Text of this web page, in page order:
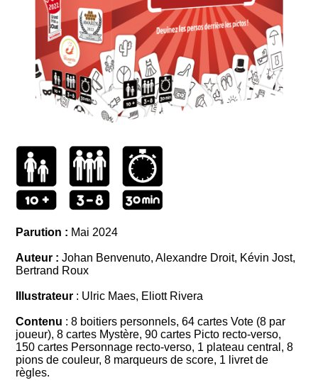
Parution : Mai 2024
Auteur : Johan Benvenuto, Alexandre Droit, Kévin Jost,
Bertrand Roux
Illustrateur : Ulric Maes, Eliott Rivera
Contenu : 8 boitiers personnels, 64 cartes Vote (8 par
joueur), 8 cartes Mystère, 90 cartes Picto recto-verso,
150 cartes Personnage recto-verso, 1 plateau central, 8
pions de couleur, 8 marqueurs de score, 1 livret de
règles.